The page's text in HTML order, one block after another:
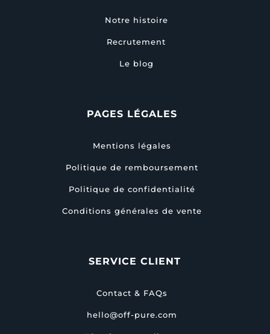
Notre histoire
Recrutement
Le blog
PAGES LÉGALES
Mentions légales
Politique de remboursement
Politique de confidentialité
Conditions générales de vente
SERVICE CLIENT
Contact & FAQs
hello@off-pure.com